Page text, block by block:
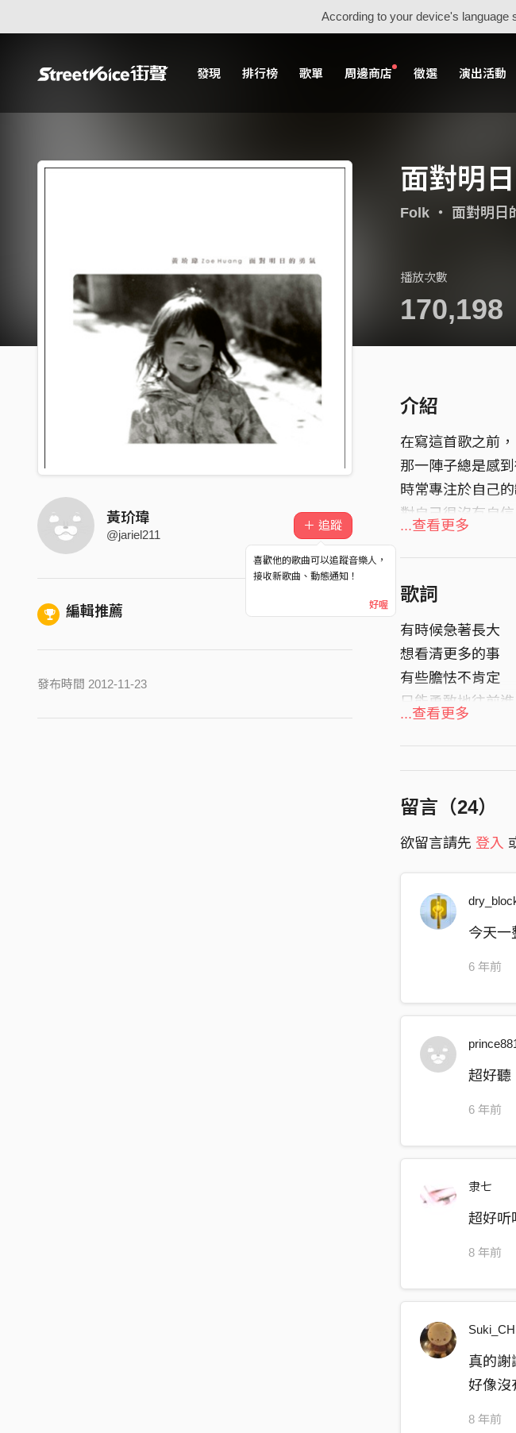
According to your device's language
發現 排行榜 歌單 周邊商店 徵選 演出活動
面對明
Folk・ 面對明日
播放次數
170,198
黃玠瑋
@jariel211
＋ 追蹤
喜歡他的歌曲可以追蹤音樂人，
接收新歌曲、動態通知！
好喔
編輯推薦
發布時間 2012-11-23
介紹
在寫這首歌之前，
那一陣子總是感到
時常專注於自己的
對自己很沒有自信
有一天我把這樣
結果收到很多很
在那當下，
很快地，就寫出這
...查看更多
歌詞
有時候急著長大
想看清更多的事
有些膽怯不肯定
只能勇敢地往前進
你給我我自己
有時候沒安全感
總是善感地想哭泣
還好有你聆聽我的
你給我信心
你給我光明
...查看更多
留言（24）
欲留言請先 登入
今天一
6 年前
超好聽
6 年前
隶七
超好听
8 年前
真的謝
好像沒
8 年前